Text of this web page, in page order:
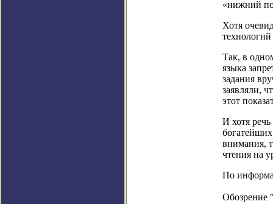
«нижний
Хотя
Так, в
языка
задания
заявляли,
этот
И хотя речь
внимания,
чтения на
По
Обозрение